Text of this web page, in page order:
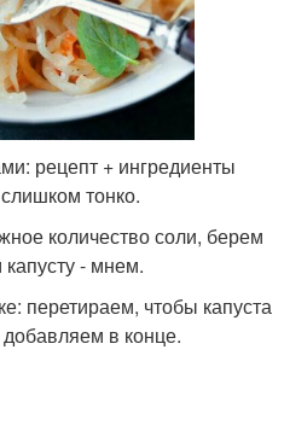
рецепт + ингредиенты
тонко.
количество соли, берем
- мнем.
перетираем, чтобы капуста
в конце.